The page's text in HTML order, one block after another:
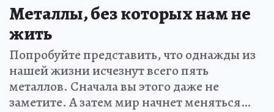
Металлы, без которых нам не
жить
Попробуйте представить, что однажды из
нашей жизни исчезнут всего пять
металлов. Сначала вы этого даже не
заметите. А затем мир начнет меняться…